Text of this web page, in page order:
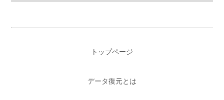
トップページ
データ復元とは